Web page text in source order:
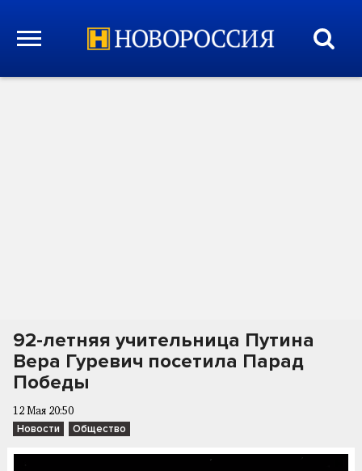
92-летняя учительница Путина
Вера Гуревич посетила Парад
Победы
12 Мая 20:50
Новости Общество